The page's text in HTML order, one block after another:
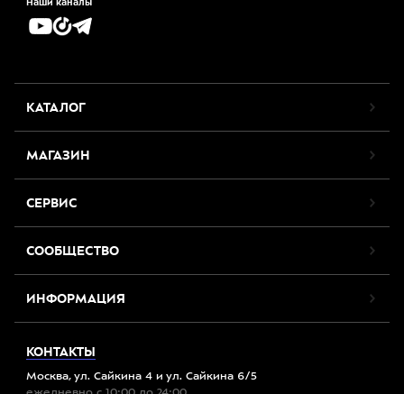
Наши каналы
КАТАЛОГ
МАГАЗИН
СЕРВИС
СООБЩЕСТВО
ИНФОРМАЦИЯ
КОНТАКТЫ
Москва, ул. Сайкина 4 и ул. Сайкина 6/5